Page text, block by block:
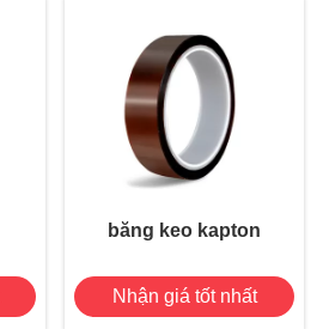
băng keo kapton
Nhận giá tốt nhất